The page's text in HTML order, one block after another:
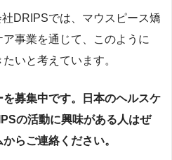
DRIPSでは、マウスピース矯
事業を通じて、このように
いと考えています。
募集中です。日本のヘルスケ
の活動に興味がある人はぜ
らご連絡ください。